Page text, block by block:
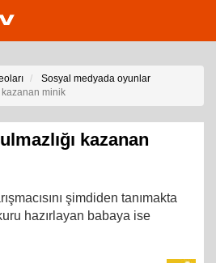
Sosyal medyada oyunlar
kazanan minik
kazanan
şimdiden tanımakta
hazırlayan babaya ise